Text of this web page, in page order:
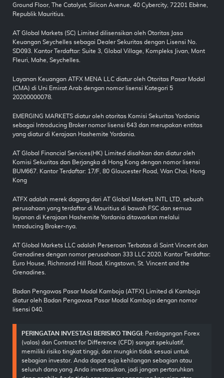
Ground Floor, The Catalyst, Silicon Avenue, 40 Cybercity, 72201 Ebène,
Republik Mauritius.
AT Global Markets (SC) Limited dilisensikan oleh Otoritas Jasa
Keuangan Seychelles sebagai Dealer Sekuritas dengan Lisensi No.
SD093. Kantor Terdaftar: Suite 3, Global Village, Kompleks Jivan, Mont
Fleuri, Mahe, Seychelles.
Layanan Keuangan ATFX MENA LLC diatur oleh Otoritas Pasar Modal
(CMA) di Uni Emirat Arab dengan nomor lisensi Kategori 5
20200000078.
EMERGING MARKETS diatur oleh otoritas Komisi Sekuritas Yordania
sebagai Introducing Broker nomor lisensi 643 dan merupakan entitas
yang diatur di Kerajaan Hashemite Yordania.
AT Global Financial Services(HK) Limited disahkan dan diatur oleh
Komisi Sekuritas dan Berjangka di Hong Kong dengan nomor lisensi
BUM667. Kantor Terdaftar: 17/F, 80 Gloucester Road, Wan Chai, Hong
Kong
ATFX adalah merek dagang dari AT Global Markets INTL LTD, sebuah
perusahaan yang terdaftar di Mauritius di bawah FSC dan semua
layanan di Kerajaan Hashemite Yordania ditawarkan melalui
Introducing Broker-nya.
AT Global Markets LLC adalah Perseroan Terbatas di Saint Vincent dan
Grenadines dengan nomor perusahaan 333 LLC 2020. Kantor Terdaftar:
Euro House, Richmond Hill Road, Kingstown, St. Vincent and the
Grenadines.
Badan Pengawas Pasar Modal Kamboja (ATFX) Limited di Kamboja
diatur oleh Badan Pengawas Pasar Modal Kamboja dengan nomor
lisensi 040.
PERINGATAN INVESTASI BERISIKO TINGGI: Perdagangan Forex
(valas) dan Contract for Difference (CFD) sangat spekulatif,
memiliki risiko tingkat tinggi, dan mungkin tidak sesuai untuk
sebagian investor. Anda dapat saja kehilangan sebagian atau
seluruh dana yang Anda investasikan, jadi jangan pertaruhkan